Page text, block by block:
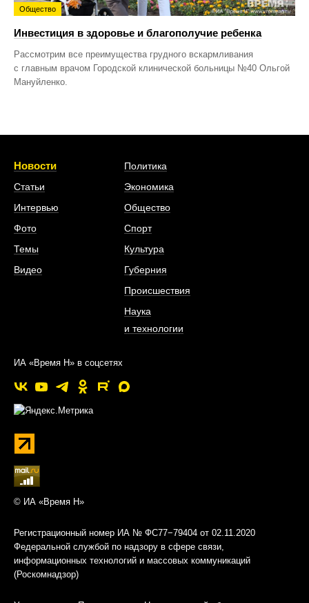
Общество
Инвестиция в здоровье и благополучие ребенка
Рассмотрим все преимущества грудного вскармливания
с главным врачом Городской клинической больницы №40 Ольгой
Мануйленко.
Новости
Статьи
Интервью
Фото
Темы
Видео
Политика
Экономика
Общество
Спорт
Культура
Губерния
Происшествия
Наука
и технологии
ИА «Время Н» в соцсетях
© ИА «Время Н»
Регистрационный номер ИА № ФС77−79404 от 02.11.2020
Федеральной службой по надзору в сфере связи,
информационных технологий и массовых коммуникаций
(Роскомнадзор)